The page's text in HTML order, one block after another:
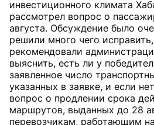
инвестиционного климата
рассмотрел вопрос о
августа. Обсуждение было
решили много чего
рекомендовали
выяснить, есть ли у
заявленное число
указанных в заявке, и если
вопрос о продлении срока
маршрутов, выданных до 28
перевозчикам, работающим